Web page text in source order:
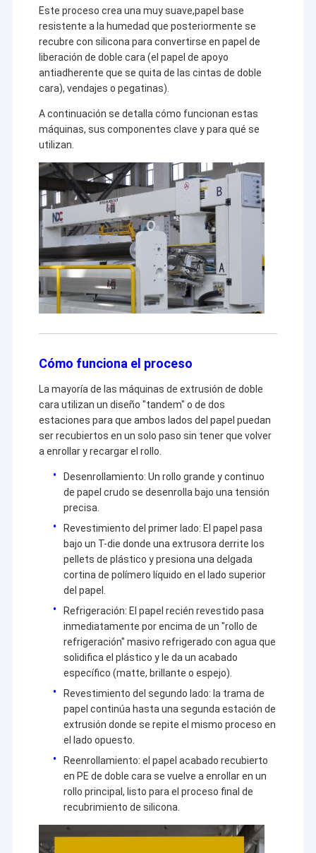
Este proceso crea una muy suave,papel base
resistente a la humedad que posteriormente se
recubre con silicona para convertirse en papel de
liberación de doble cara (el papel de apoyo
antiadherente que se quita de las cintas de doble
cara), vendajes o pegatinas).
A continuación se detalla cómo funcionan estas
máquinas, sus componentes clave y para qué se
utilizan.
Cómo funciona el proceso
La mayoría de las máquinas de extrusión de doble
cara utilizan un diseño "tandem" o de dos
estaciones para que ambos lados del papel puedan
ser recubiertos en un solo paso sin tener que volver
a enrollar y recargar el rollo.
Desenrollamiento: Un rollo grande y continuo
de papel crudo se desenrolla bajo una tensión
precisa.
Revestimiento del primer lado: El papel pasa
bajo un T-die donde una extrusora derrite los
pellets de plástico y presiona una delgada
cortina de polímero líquido en el lado superior
del papel.
Refrigeración: El papel recién revestido pasa
inmediatamente por encima de un "rollo de
refrigeración" masivo refrigerado con agua que
solidifica el plástico y le da un acabado
específico (matte, brillante o espejo).
Revestimiento del segundo lado: la trama de
papel continúa hasta una segunda estación de
extrusión donde se repite el mismo proceso en
el lado opuesto.
Reenrollamiento: el papel acabado recubierto
en PE de doble cara se vuelve a enrollar en un
rollo principal, listo para el proceso final de
recubrimiento de silicona.